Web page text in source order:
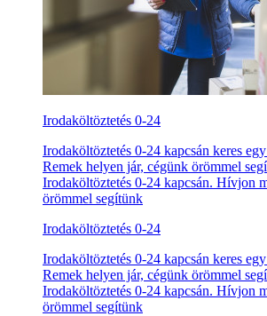
Irodaköltöztetés 0-24
Irodaköltöztetés 0-24 kapcsán keres
Remek helyen jár, cégünk örömmel
Irodaköltöztetés 0-24 kapcsán. Hívjon
örömmel segítünk
Irodaköltöztetés 0-24
Irodaköltöztetés 0-24 kapcsán keres
Remek helyen jár, cégünk örömmel
Irodaköltöztetés 0-24 kapcsán. Hívjon
örömmel segítünk